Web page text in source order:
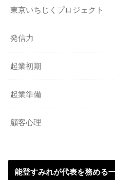
東京いちじくプロジェクト
発信力
起業初期
起業準備
顧客心理
能登すみれが代表を務める